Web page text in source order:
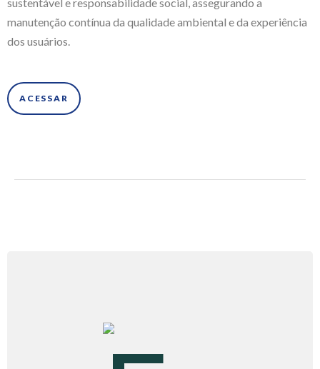
sustentável e responsabilidade social, assegurando a
manutenção contínua da qualidade ambiental e da experiência
dos usuários.
ACESSAR